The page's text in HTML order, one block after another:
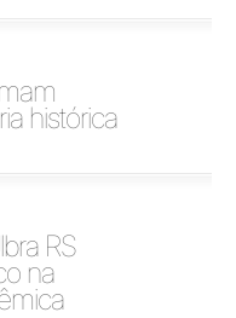
histórica
RS
na